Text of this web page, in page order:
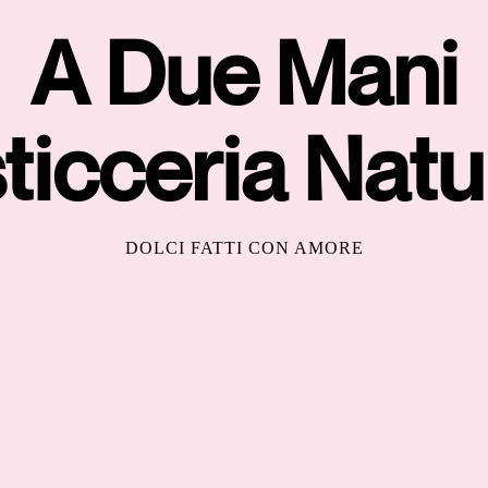
A Due Mani
DOLCI FATTI CON AMORE